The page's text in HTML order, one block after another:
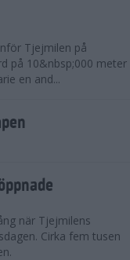
Tjejmilen på
på 10&nbsp;000 meter
en and...
när Tjejmilens
Cirka fem tusen